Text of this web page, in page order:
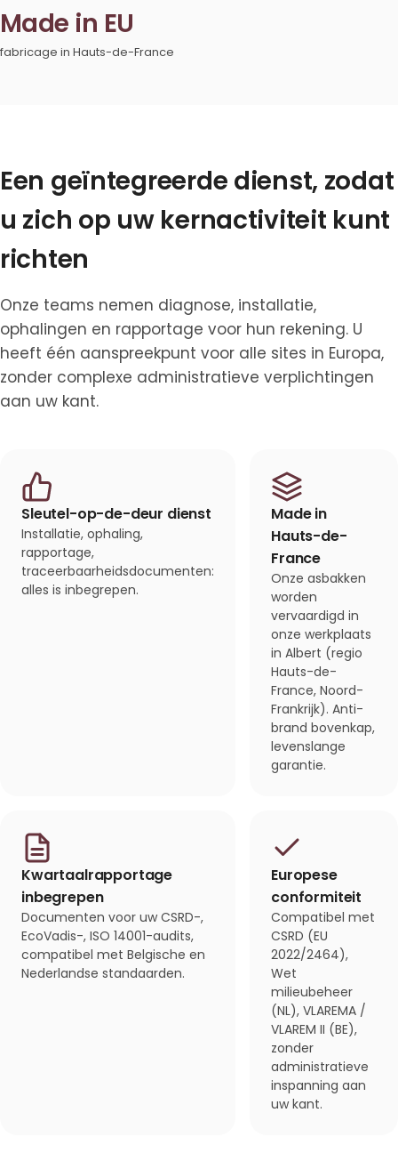
Made in EU
fabricage in Hauts-de-France
Een geïntegreerde dienst, zodat
u zich op uw kernactiviteit kunt
richten
Onze teams nemen diagnose, installatie,
ophalingen en rapportage voor hun rekening. U
heeft één aanspreekpunt voor alle sites in Europa,
zonder complexe administratieve verplichtingen
aan uw kant.
Sleutel-op-de-deur dienst
Installatie, ophaling,
rapportage,
traceerbaarheidsdocumenten:
alles is inbegrepen.
Made in
Hauts-de-
France
Onze asbakken
worden
vervaardigd in
onze werkplaats
in Albert (regio
Hauts-de-
France, Noord-
Frankrijk). Anti-
brand bovenkap,
levenslange
garantie.
Kwartaalrapportage
inbegrepen
Documenten voor uw CSRD-,
EcoVadis-, ISO 14001-audits,
compatibel met Belgische en
Nederlandse standaarden.
Europese
conformiteit
Compatibel met
CSRD (EU
2022/2464),
Wet
milieubeheer
(NL), VLAREMA /
VLAREM II (BE),
zonder
administratieve
inspanning aan
uw kant.